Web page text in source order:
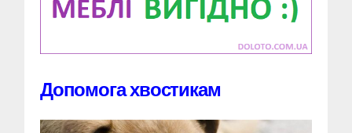
Допомога хвостикам